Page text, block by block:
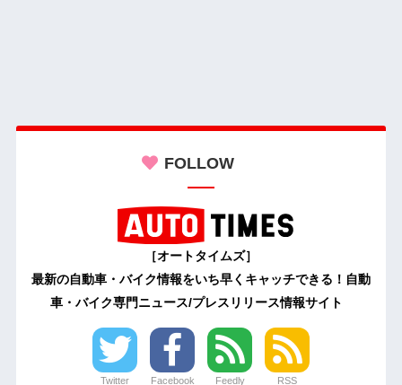
FOLLOW
［オートタイムズ］
最新の自動車・バイク情報をいち早くキャッチできる！自動
車・バイク専門ニュース/プレスリリース情報サイト
Twitter Facebook Feedly RSS